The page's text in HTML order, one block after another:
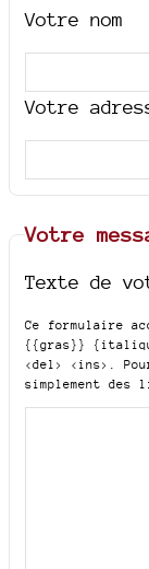
Votre nom
Votre
Votre
Texte de
Ce formulaire
{{gras}}
<del> <ins>
.
simplement des